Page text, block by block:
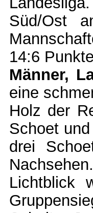
Süd/Ost
14:6
Männer,
eine
Holz der
Schoet
drei
Lichtblick